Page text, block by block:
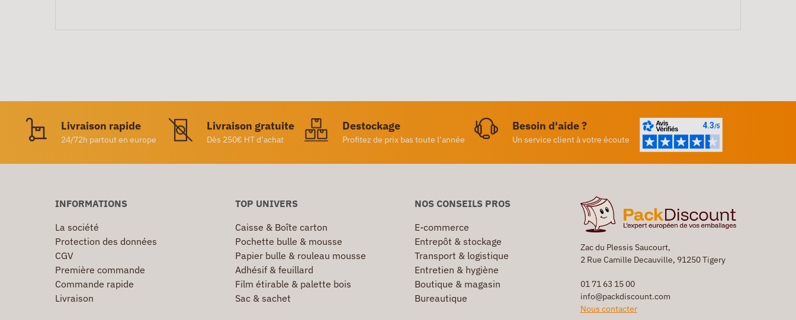
Livraison rapide
24/72h partout en europe
Livraison gratuite
Dès 250€ HT d’achat
Destockage
Profitez de prix bas toute l’année
Besoin d'aide ?
Un service client à votre écoute
Zac du Plessis Saucourt,
2 Rue Camille Decauville, 91250 Tigery
01 71 63 15 00
info@packdiscount.com
Nous contacter
INFORMATIONS
La société
Protection des données
CGV
Première commande
Commande rapide
Livraison
TOP UNIVERS
Caisse & Boîte carton
Pochette bulle & mousse
Papier bulle & rouleau mousse
Adhésif & feuillard
Film étirable & palette bois
Sac & sachet
NOS CONSEILS PROS
E-commerce
Entrepôt & stockage
Transport & logistique
Entretien & hygiène
Boutique & magasin
Bureautique